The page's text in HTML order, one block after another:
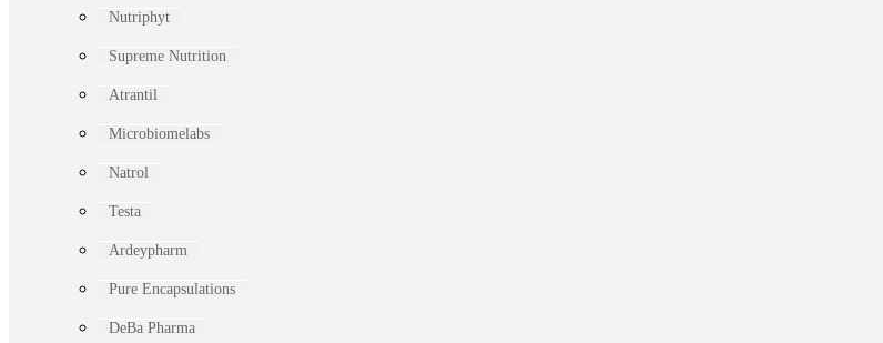
Nutriphyt
Supreme Nutrition
Atrantil
Microbiomelabs
Natrol
Testa
Ardeypharm
Pure Encapsulations
DeBa Pharma